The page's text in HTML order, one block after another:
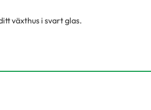
växthus i svart glas.